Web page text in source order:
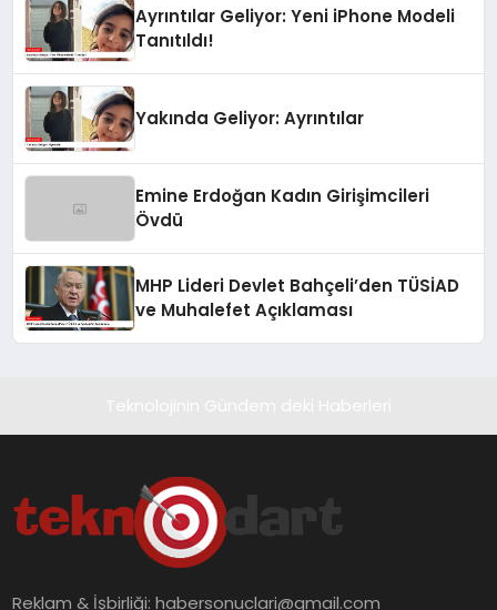
Ayrıntılar Geliyor: Yeni iPhone Modeli
Tanıtıldı!
Yakında Geliyor: Ayrıntılar
Emine Erdoğan Kadın Girişimcileri
Övdü
MHP Lideri Devlet Bahçeli’den TÜSİAD
ve Muhalefet Açıklaması
Reklam & İşbirliği:habersonuclari@gmail.com